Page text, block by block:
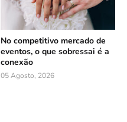
No competitivo mercado de
eventos, o que sobressai é a
conexão
05 Agosto, 2026